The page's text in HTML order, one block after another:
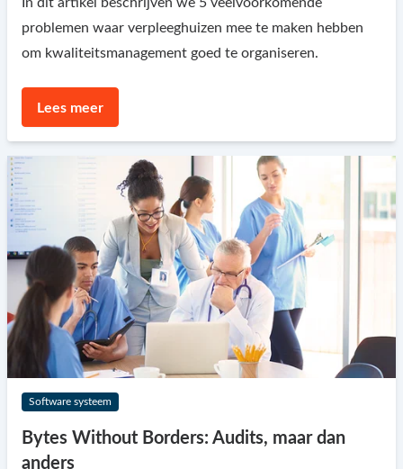
In dit artikel beschrijven we 5 veelvoorkomende
problemen waar verpleeghuizen mee te maken hebben
om kwaliteitsmanagement goed te organiseren.
Lees meer
Software systeem
Bytes Without Borders: Audits, maar dan
anders